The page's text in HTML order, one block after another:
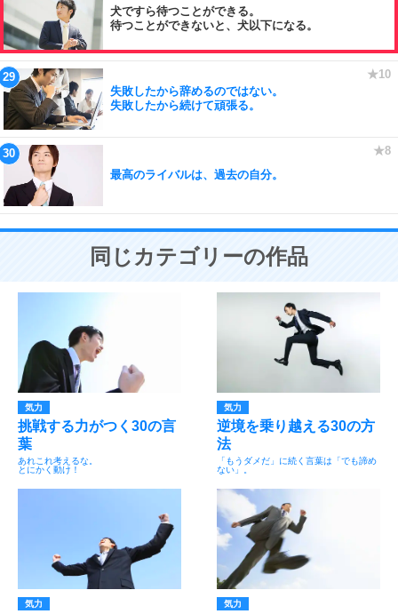
犬ですら待つことができる。
待つことができないと、犬以下になる。
失敗したから辞めるのではない。
失敗したから続けて頑張る。
最高のライバルは、過去の自分。
同じカテゴリーの作品
気力
挑戦する力がつく30の言
葉
あれこれ考えるな。
とにかく動け！
気力
逆境を乗り越える30の方
法
「もうダメだ」に続く言葉は「でも諦め
ない」。
気力 気力